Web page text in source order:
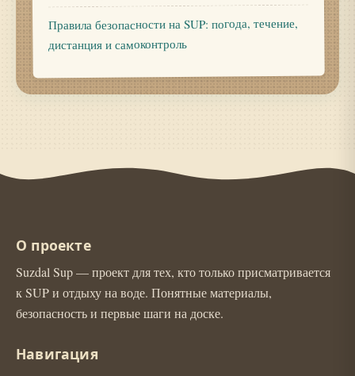
Правила безопасности на SUP: погода, течение,
дистанция и самоконтроль
О проекте
Suzdal Sup — проект для тех, кто только присматривается
к SUP и отдыху на воде. Понятные материалы,
безопасность и первые шаги на доске.
Навигация